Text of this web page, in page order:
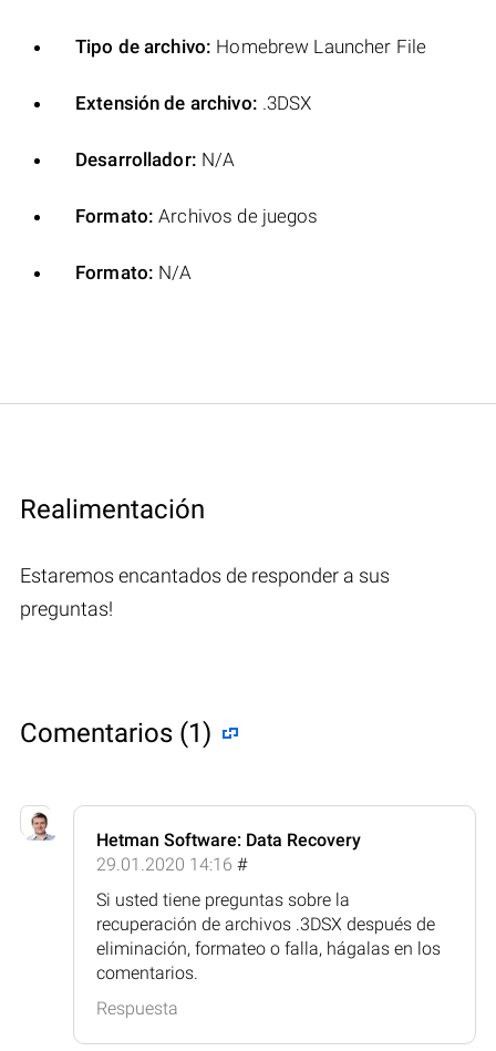
Tipo de archivo: Homebrew Launcher File
Extensión de archivo: .3DSX
Desarrollador: N/A
Formato: Archivos de juegos
Formato: N/A
Realimentación
Estaremos encantados de responder a sus
preguntas!
Comentarios (1)
Hetman Software: Data Recovery
29.01.2020 14:16 #
Si usted tiene preguntas sobre la
recuperación de archivos .3DSX después de
eliminación, formateo o falla, hágalas en los
comentarios.
Respuesta